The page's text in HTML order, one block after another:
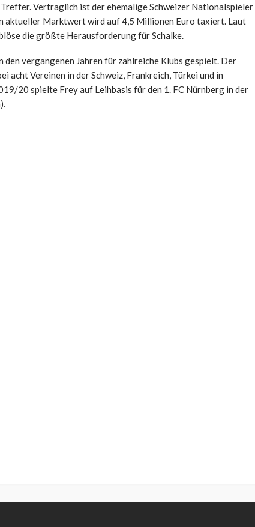
Vertraglich ist der ehemalige Schweizer Nationalspieler
aktueller Marktwert wird auf 4,5 Millionen Euro taxiert. Laut
die größte Herausforderung für Schalke.
den vergangenen Jahren für zahlreiche Klubs gespielt. Der
acht Vereinen in der Schweiz, Frankreich, Türkei und in
20 spielte Frey auf Leihbasis für den 1. FC Nürnberg in der